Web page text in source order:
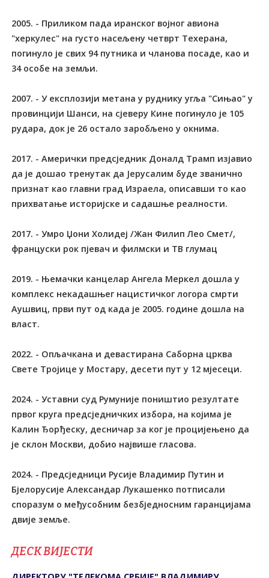
2005. - Приликом пада иранског војног авиона
"херкулес" на густо насељену четврт Tехерана,
погинуло је свих 94 путника и чланова посаде, као и
34 особе на земљи.
2007. - У експлозији метана у руднику угља "Сињао" у
провинцији Шанси, на сјеверу Кине погинуло је 105
рудара, док је 26 остало заробљено у окнима.
2017. - Амерички предсједник Доналд Tрамп изјавио
да је дошао тренутак да Јерусалим буде званично
признат као главни град Израела, описавши то као
прихватање историјске и садашње реалности.
2017. - Умро Џони Холидеј /Жан Филип Лео Смет/,
француски рок пјевач и филмски и ТВ глумац
2019. - Њемачки канцелар Ангела Меркел дошла у
комплекс некадашњег нацистичког логора смрти
Аушвиц, први пут од када је 2005. године дошла на
власт.
2022. - Опљачкана и девастирана Саборна црква
Свете Тројице у Мостару, десети пут у 12 мјесеци.
2024. - Уставни суд Румуније поништио резултате
првог круга предсједничких избора, на којима је
Калин Ђорђеску, десничар за ког је процијењено да
је склон Москви, добио највише гласова.
2024. - Предсједници Русије Владимир Путин и
Бјелорусије Александар Лукашенко потписали
споразум о међусобним безбједносним гаранцијама
двије земље.
ДЕСК ВИЈЕСТИ